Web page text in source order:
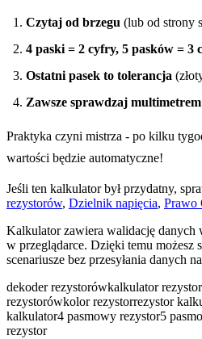
Czytaj od brzegu (lub od strony
4 paski = 2 cyfry, 5 pasków = 3
Ostatni pasek to tolerancja
Zawsze sprawdzaj multimetrem
Praktyka czyni mistrza - po kilku
wartości będzie automatyczne!
Jeśli ten kalkulator był przydatny,
rezystorów, Dzielnik napięcia, Prawo
Kalkulator zawiera walidację danych
w przeglądarce. Dzięki temu możesz
scenariusze bez przesyłania danych
dekoder rezystorówkalkulator
rezystorówkolor rezystorrezystor
kalkulator4 pasmowy rezystor5
rezystor